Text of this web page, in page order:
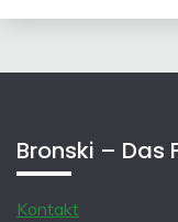
Bronski – Das
Kontakt